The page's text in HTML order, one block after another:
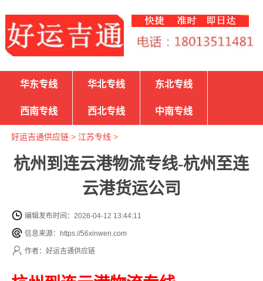
华东专线 华北专线 东北专线
西南专线 西北专线 中南专线
好运吉通供应链> 江苏专线 >
杭州到连云港物流专线-杭州至连
云港货运公司
编辑发布时间：2026-04-12 13:44:11
信息来源：https://56xinwen.com
作者：好运吉通供应链